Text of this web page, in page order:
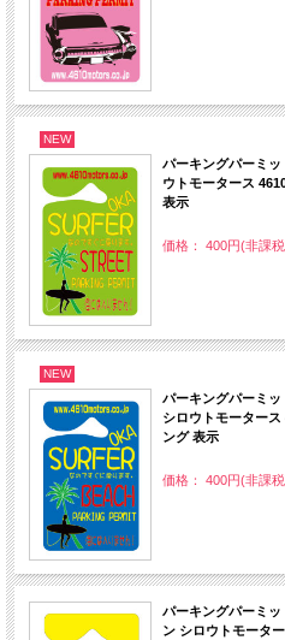
NEW
パーキングパーミ
ウトモータース
表示
価格： 400円(非課
NEW
パーキングパーミ
シロウトモーター
ング 表示
価格： 400円(非課
パーキングパーミ
ン シロウトモータ